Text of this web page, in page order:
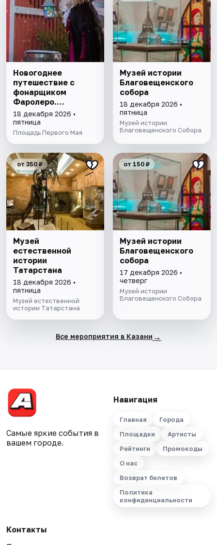
Новогоднее
путешествие с
фонарщиком
Фаролеро.
Спектакль-
променад
18 декабря 2026 •
пятница
Площадь Первого Мая
Музей истории
Благовещенского
собора
18 декабря 2026 •
пятница
Музей истории
Благовещенского Собора
от 350 ₽
Музей
естественной
истории
Татарстана
18 декабря 2026 •
пятница
Музей естественной
истории Татарстана
от 150 ₽
Музей истории
Благовещенского
собора
17 декабря 2026 •
четверг
Музей истории
Благовещенского Собора
Все мероприятия в Казани →
Самые яркие события в
вашем городе.
Навигация
Главная
Города
Площадки
Артисты
Рейтинги
Промокоды
О нас
Возврат билетов
Политика
конфиденциальности
Контакты